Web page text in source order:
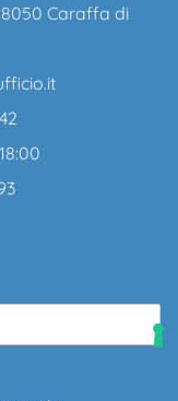
Caraffa di